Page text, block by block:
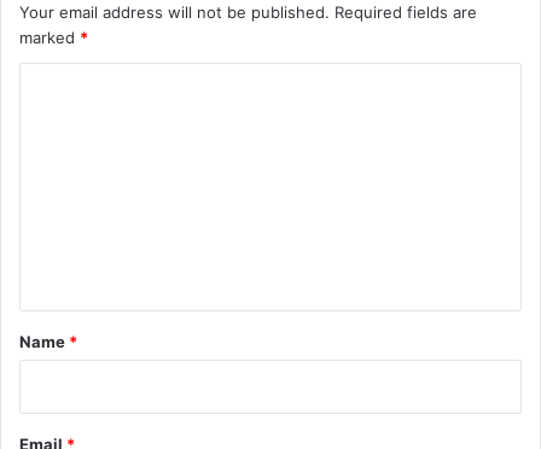
Your email address will not be published. Required fields are
marked *
*
Name *
Email *